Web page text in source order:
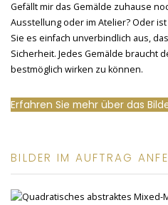
Gefällt mir das Gemälde zuhause
Ausstellung oder im Atelier? Oder
Sie es einfach unverbindlich aus,
Sicherheit. Jedes Gemälde braucht
bestmöglich wirken zu können.
Erfahren Sie mehr über das
BILDER IM AUFTRAG